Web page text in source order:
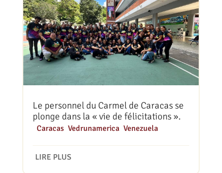
Le personnel du Carmel de Caracas se
plonge dans la « vie de félicitations ».
Caracas, Vedrunamerica, Venezuela
LIRE PLUS